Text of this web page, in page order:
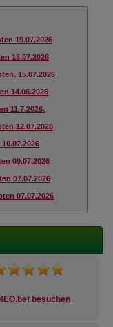
19.07.2026
18.07.2026
15.07.2026
14.06.2026
11.7.2026.
12.07.2026
09.07.2026
07.07.2026
07.07.2026
besuchen